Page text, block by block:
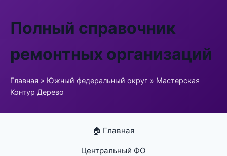
Полный справочник
ремонтных организаций
Главная » Южный федеральный округ » Мастерская
Контур Дерево
🏠 Главная
Центральный ФО